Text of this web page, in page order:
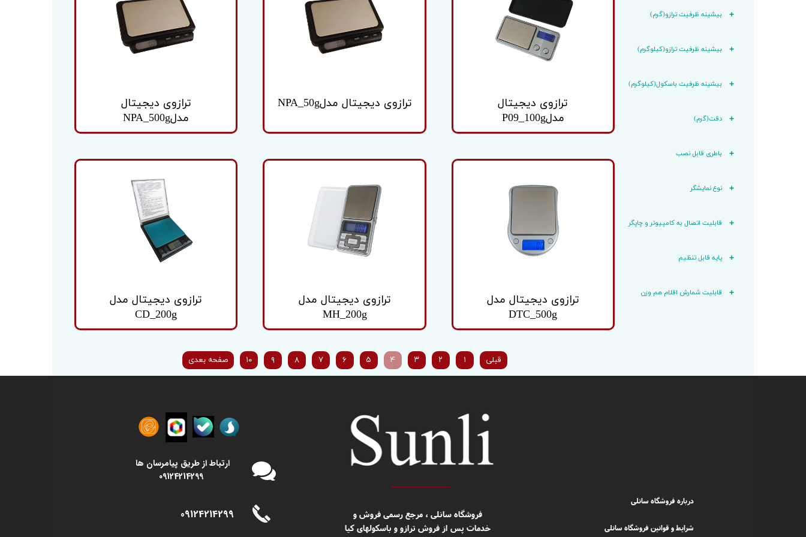
کابل تغذیه آداپتور
وزنه
دقت(گرم)
بیشینه ظرفیت ترازو(کیلوگرم)
بیشینه ظرفیت ترازو(گرم)
باطری قابل نصب
نوع نمایشگر
قابلیت اتصال به کامپیوتر و چاپگر
پایه قابل تنظیم
قابلیت شمارش اقلام هم وزن
بیشینه ظرفیت باسکول(کیلوگرم)
ترازوی دیجیتال
مدلP09_100g
ترازوی دیجیتال مدلNPA_50g
ترازوی دیجیتال
مدلNPA_500g
ترازوی دیجیتال مدل
DTC_500g
ترازوی دیجیتال مدل
MH_200g
ترازوی دیجیتال مدل
CD_200g
قبلی ۱ ۲ ۳ ۴ ۵ ۶ ۷ ۸ ۹ ۱۰ صفحه بعدی
​​فروشگاه سانلی ، مرجع رسمی فروش و
خدمات پس از فروش ترازو و باسکولهای کیا
درباره فروشگاه سانلی
شرایط و قوانین فروشگاه سانلی
​​ارتباط از طریق پیامرسان ها
09124214299
09124214299